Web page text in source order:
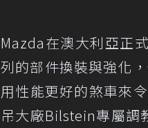
Mazda在澳大利亞正
列的部件換裝與強化
用性能更好的煞車來
吊大廠Bilstein專屬調